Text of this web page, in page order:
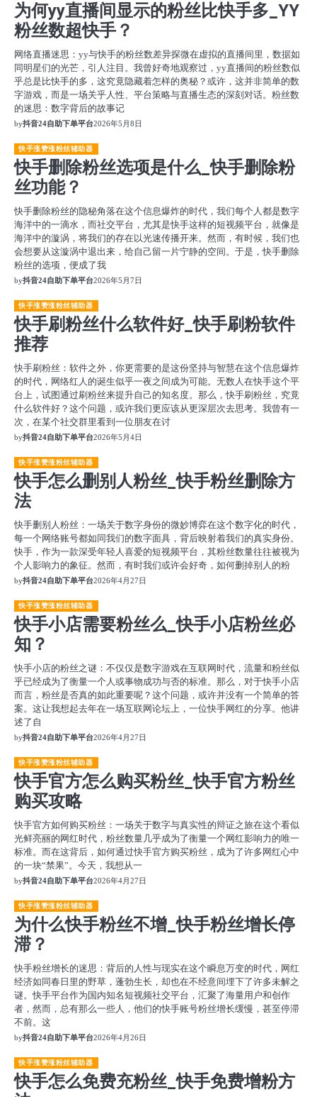
为何yy直播间显示的粉丝比快手多_YY
粉丝数超快手？
网络直播迷思：yy与快手的粉丝数差异探微在虚拟的直播间里，数据如
同明星们的光芒，引人注目。我曾好奇地观察过，yy直播间的粉丝数似
乎总是比快手的多，这究竟隐藏着怎样的奥秘？或许，这并非简单的数
字游戏，而是一场关乎人性、平台策略与直播生态的深刻对话。粉丝数
的迷思：数字背后的故事记
by抖音24自助下单平台2026年5月8日
快手涨赞涨粉丝辅助器
快手删除粉丝选项是什么_快手删除粉
丝功能？
快手删除粉丝的隐秘角落在这个信息爆炸的时代，我们每个人都是数字
海洋中的一滴水，而社交平台，尤其是快手这样的短视频平台，就像是
海洋中的漩涡，将我们的存在以光速传播开来。然而，有时候，我们也
会想要从这漩涡中退出来，给自己留一片宁静的空间。于是，快手删除
粉丝的选项，便成了我
by抖音24自助下单平台2026年5月7日
快手涨赞涨粉丝辅助器
快手刷粉丝什么软件好_快手刷粉软件
推荐
快手刷粉丝：软件之外，你更需要的是这份坚持与智慧在这个信息爆炸
的时代，网络红人的诞生似乎一夜之间成为可能。无数人在快手这个平
台上，试图通过刷粉丝来提升自己的知名度。那么，快手刷粉丝，究竟
什么软件好？这个问题，或许我们更应该从更深层次去思考。我曾有一
次，在某个社交群里看到一位朋友在讨
by抖音24自助下单平台2026年5月4日
快手涨赞涨粉丝辅助器
快手怎么删别人粉丝_快手粉丝删除方
法
快手删别人粉丝：一场关于数字身份的微妙博弈在这个数字化的时代，
每一个网络账号都如同我们的数字面具，背后映射着我们的真实身份。
快手，作为一款深受年轻人喜爱的短视频平台，其粉丝数量往往被视为
个人影响力的象征。然而，有时我们或许会好奇，如何删掉别人的粉
by抖音24自助下单平台2026年4月27日
快手涨赞涨粉丝辅助器
快手小店需要粉丝么_快手小店粉丝必
知？
快手小店的粉丝之谜：不仅仅是数字游戏在互联网时代，流量和粉丝似
乎已经成为了衡量一个人或事物成功与否的标准。那么，对于快手小店
而言，粉丝是否真的如此重要呢？这个问题，或许并没有一个简单的答
案。这让我想起去年在一场互联网论坛上，一位快手网红的分享。他讲
述了自
by抖音24自助下单平台2026年4月27日
快手涨赞涨粉丝辅助器
快手官方怎么购买粉丝_快手官方粉丝
购买攻略
快手官方如何购买粉丝：一场关于数字与真实性的辩证之旅在这个看似
光鲜亮丽的网红时代，粉丝数量几乎成为了衡量一个网红影响力的唯一
标准。而在这背后，如何通过快手官方购买粉丝，成为了许多网红心中
的一块“禁果”。今天，我想从一
by抖音24自助下单平台2026年4月27日
快手涨赞涨粉丝辅助器
为什么快手粉丝不增_快手粉丝增长停
滞？
快手粉丝增长的迷思：背后的人性与现实在这个瞬息万变的时代，网红
经济如同春日里的野草，蓬勃生长，却也在不经意间埋下了许多未解之
谜。快手平台作为国内知名短视频社交平台，汇聚了海量用户和创作
者，然而，总有那么一些人，他们的快手账号粉丝增长缓慢，甚至停滞
不前。这
by抖音24自助下单平台2026年4月26日
快手涨赞涨粉丝辅助器
快手怎么免费充粉丝_快手免费增粉方